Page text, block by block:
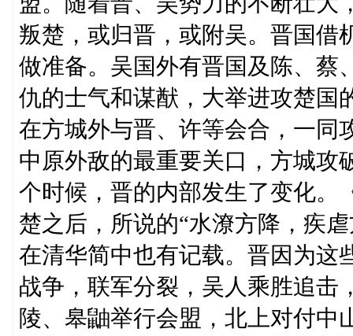
叛楚，或归晋，或附吴。晋国借
做准备。吴国外有晋国及陈、蔡
仇的士气和谋猷，大举进攻楚国
在方城外与晋、许等会合，一同
中原外敌的最重要关口，方城攻
个时候，晋的内部发生了变化。
楚之后，所说的“水潦方降，疾
在清华简中也有记载。晋因为这
战争，联军分裂，吴人乘胜追击
陵、皋鼬举行会盟，北上对付中